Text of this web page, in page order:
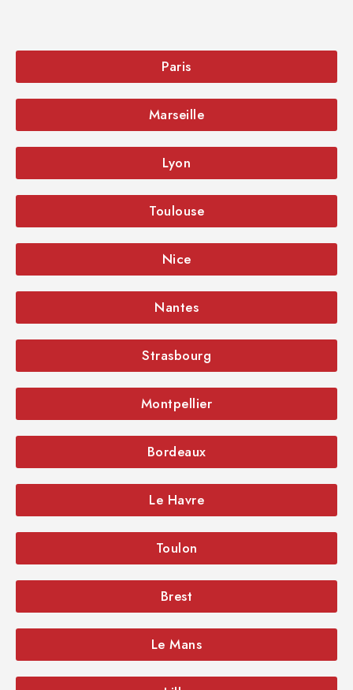
Paris
Marseille
Lyon
Toulouse
Nice
Nantes
Strasbourg
Montpellier
Bordeaux
Le Havre
Toulon
Brest
Le Mans